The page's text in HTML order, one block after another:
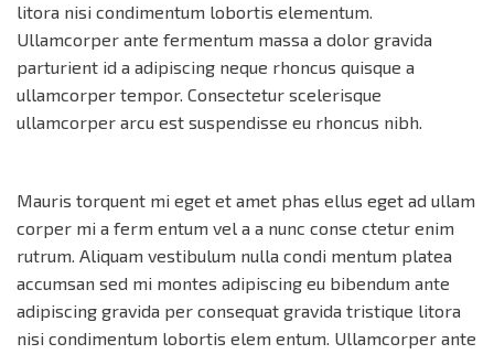
litora nisi condimentum lobortis elementum.
Ullamcorper ante fermentum massa a dolor gravida
parturient id a adipiscing neque rhoncus quisque a
ullamcorper tempor. Consectetur scelerisque
ullamcorper arcu est suspendisse eu rhoncus nibh.
Mauris torquent mi eget et amet phas ellus eget ad ullam
corper mi a ferm entum vel a a nunc conse ctetur enim
rutrum. Aliquam vestibulum nulla condi mentum platea
accumsan sed mi montes adipiscing eu bibendum ante
adipiscing gravida per consequat gravida tristique litora
nisi condimentum lobortis elem entum. Ullamcorper ante